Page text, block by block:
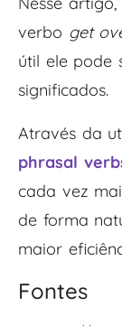
verbo get
útil ele pode
significados.
Através da
phrasal
cada vez
de forma
maior
Fontes